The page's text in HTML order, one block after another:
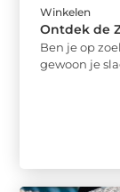
Winkelen
Ontdek de
Ben je op
gewoon je